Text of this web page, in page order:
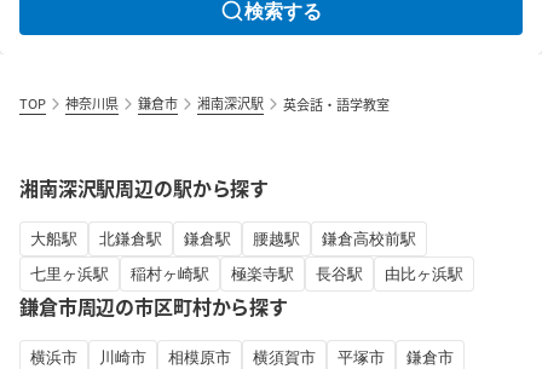
検索する
TOP 神奈川県 鎌倉市 湘南深沢駅 英会話・語学教室
湘南深沢駅周辺の駅から探す
大船駅 北鎌倉駅 鎌倉駅 腰越駅
鎌倉高校前駅
七里ヶ浜駅
稲村ヶ崎駅 極楽寺駅 長谷駅 由比ヶ浜駅
鎌倉市周辺の市区町村から探す
横浜市 川崎市 相模原市 横須賀市 平塚市
鎌倉市